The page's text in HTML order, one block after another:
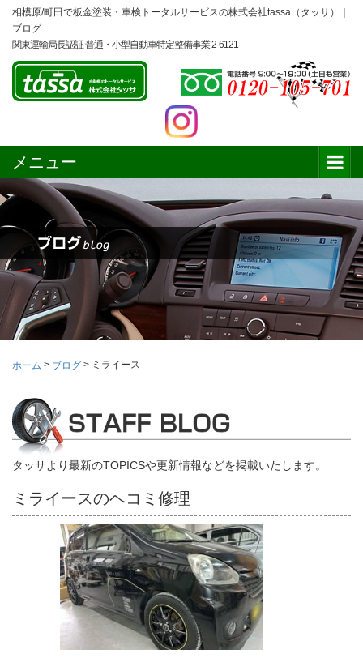
相模原/町田で板金塗装・車検トータルサービスの株式会社tassa（タッサ）｜
ブログ
関東運輸局長認証 普通・小型自動車特定整備事業 2-6121
メニュー
ホーム > ブログ > ミライース
タッサより最新のTOPICSや更新情報などを掲載いたします。
ミライースのヘコミ修理